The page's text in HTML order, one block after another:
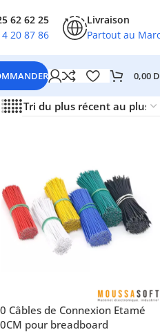
62 62 25
20 87 86
Livraison
Partout au
0,00
Câbles de Connexion Etamé
pour breadboard